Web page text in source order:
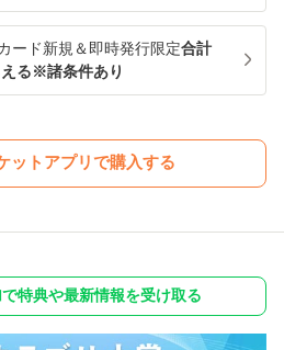
ード新規＆即時発行限定合計
る※諸条件あり
ットアプリで購入する
特典や最新情報を受け取る